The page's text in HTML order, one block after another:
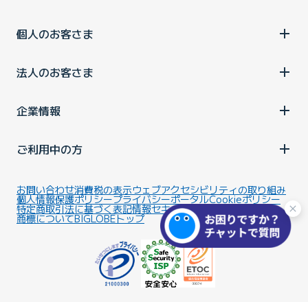
個人のお客さま
法人のお客さま
企業情報
ご利用中の方
お問い合わせ消費税の表示ウェブアクセシビリティの取り組み
個人情報保護ポリシープライバシーポータルCookieポリシー
特定商取引法に基づく表記情報セキュリティ基本方針
商標についてBIGLOBEトップ